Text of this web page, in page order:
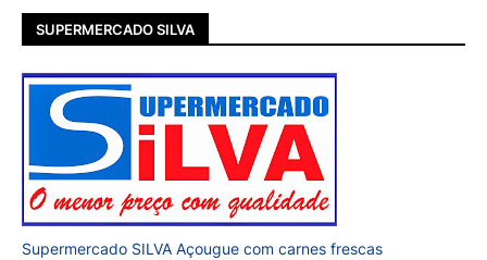
SUPERMERCADO SILVA
Supermercado SILVA Açougue com carnes frescas